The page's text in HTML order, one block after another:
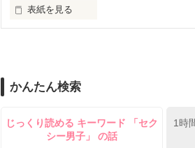
止まっていたはずの二人の時間が、再
表紙を見る
雪瀬鷹哉（29）が『──俺と結婚してく
鷹哉『宜しくな、俺の雛子』🦅
雛子『俺の……ひぃ、雛子？！！！』🐥
かんたん検索
じっくり読める キーワード 「セク
シー男子」 の話
1時